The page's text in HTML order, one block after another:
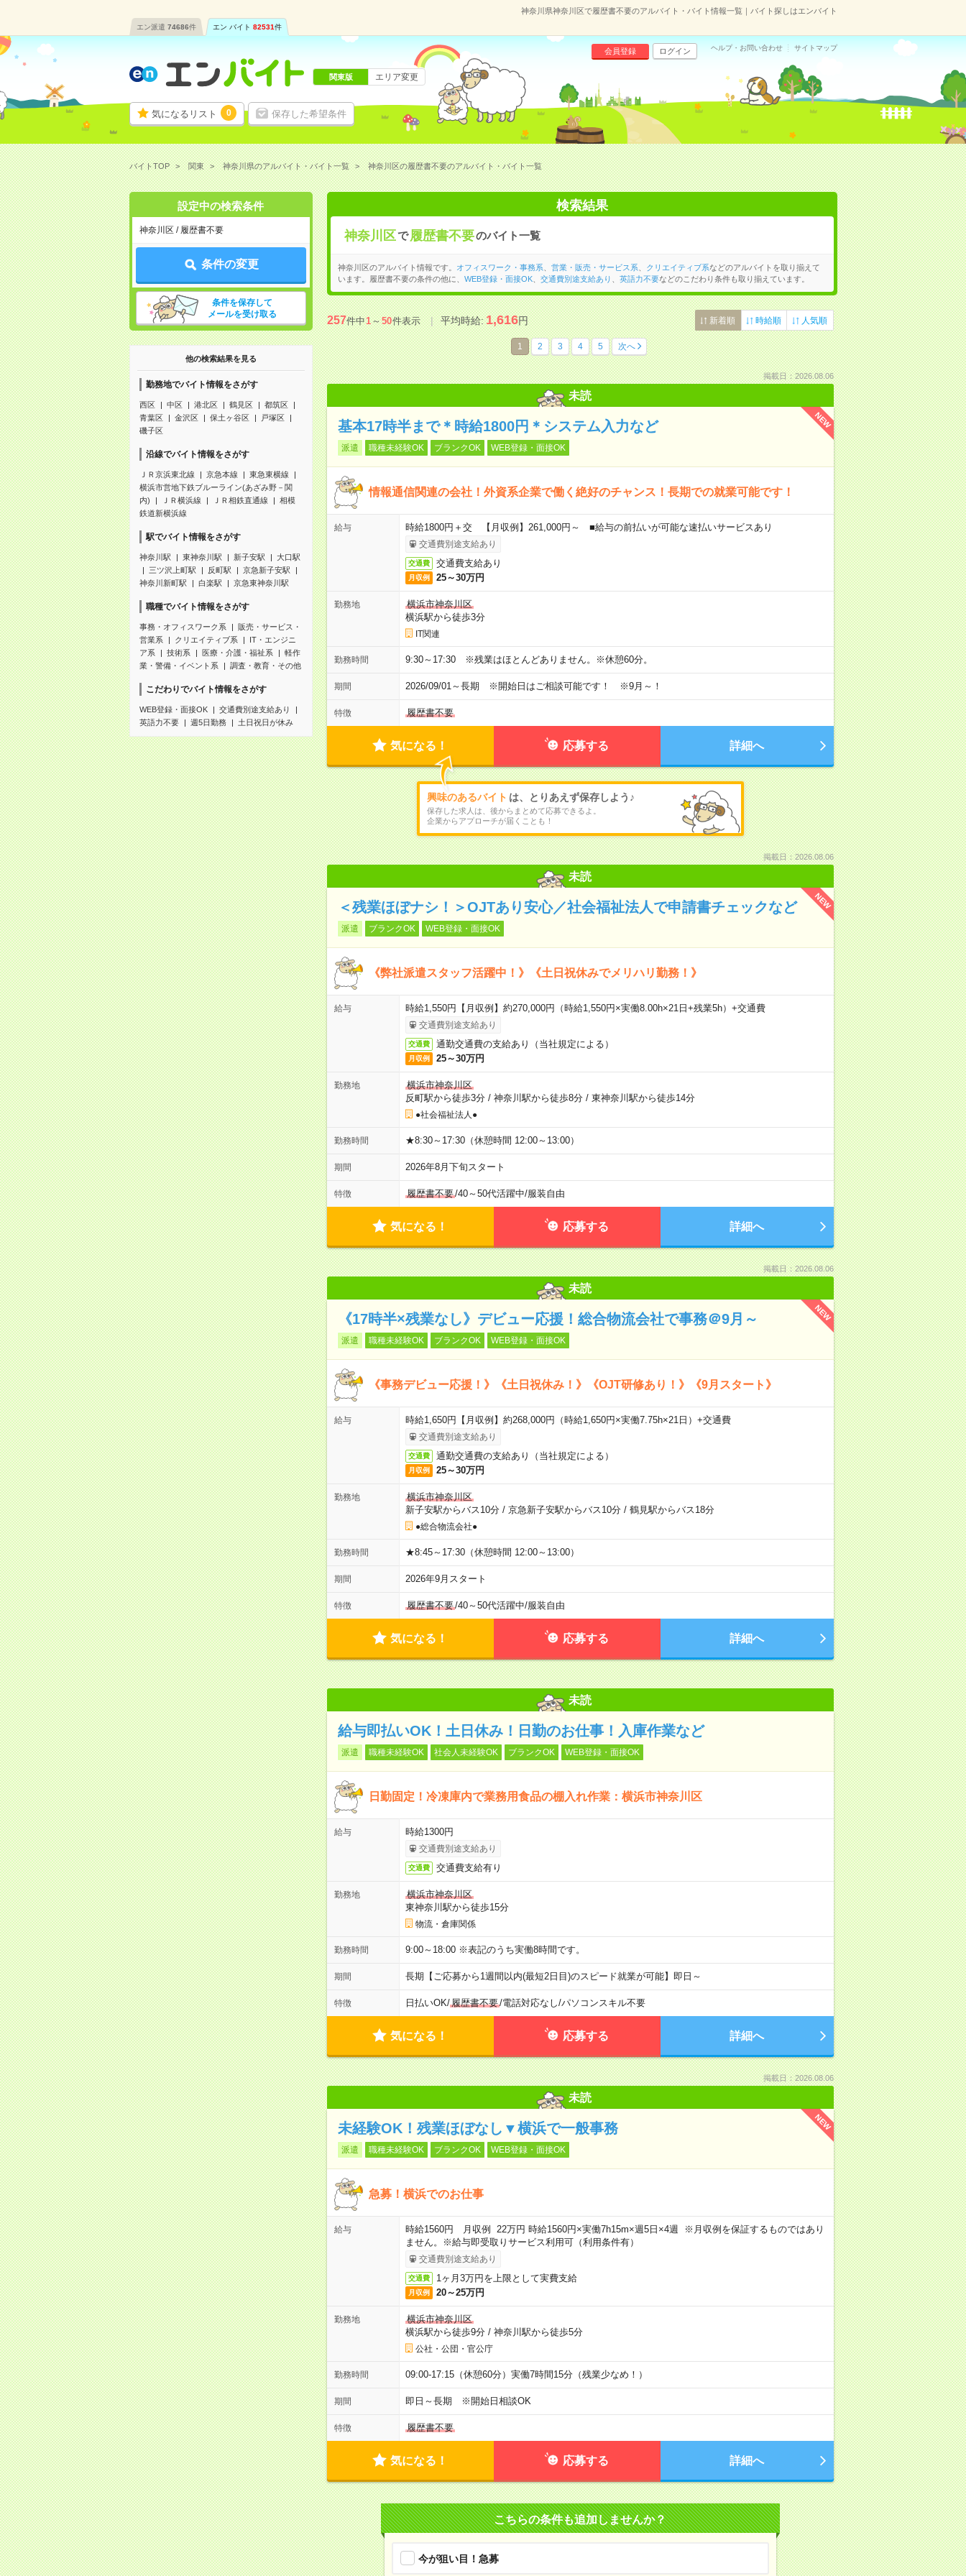
神奈川県神奈川区で履歴書不要のアルバイト・バイト情報一覧｜バイト探しはエンバイト
エン派遣 74686件 エン バイト 82531件
気になるリスト 0 保存した希望条件
会員登録 ログイン ヘルプ・お問い合わせ サイトマップ
関東版 エリア変更
バイトTOP 関東 神奈川県のアルバイト・バイト一覧 神奈川区の履歴書不要のアルバイト・バイト一覧
設定中の検索条件
神奈川区 / 履歴書不要
条件の変更
条件を保存して
メールを受け取る
他の検索結果を見る
勤務地でバイト情報をさがす
西区 中区 港北区 鶴見区
都筑区
青葉区
金沢区 保土ヶ谷区
戸塚区
磯子区
沿線でバイト情報をさがす
ＪＲ京浜東北線 京急本線
東急東横線
横浜市営地下鉄ブルーライン(あざみ野－関
内)
ＪＲ横浜線 ＪＲ相鉄直通線
相模
鉄道新横浜線
駅でバイト情報をさがす
神奈川駅 東神奈川駅 新子安駅
大口駅
三ツ沢上町駅
反町駅
京急新子安駅
神奈川新町駅
白楽駅 京急東神奈川駅
職種でバイト情報をさがす
事務・オフィスワーク系
販売・サービス・
営業系
クリエイティブ系
IT・エンジニ
ア系
技術系 医療・介護・福祉系
軽作
業・警備・イベント系
調査・教育・その他
こだわりでバイト情報をさがす
WEB登録・面接OK
交通費別途支給あり
英語力不要
週5日勤務 土日祝日が休み
検索結果
神奈川区で 履歴書不要のバイト一覧
神奈川区のアルバイト情報です。 オフィスワーク・事務系 営業・販売・サービス系 クリエイティブ系などのアルバイトを取り揃えて
います。履歴書不要の条件の他に、 WEB登録・面接OK、 交通費別途支給あり 英語力不要などのこだわり条件も取り揃えています。
257件中1～50件表示 平均時給:1,616円 新着順 時給順 人気順
1 2 3 4 5 次へ
掲載日：2026.08.06
未読
NEW
基本17時半まで＊時給1800円＊システム入力など
派遣 職種未経験OK ブランクOK WEB登録・面接OK
情報通信関連の会社！外資系企業で働く絶好のチャンス！長期での就業可能です！
給与 時給1800円＋交 【月収例】261,000円～ ■給与の前払いが可能な速払いサービスあり
交通費別途支給あり
交通費 交通費支給あり
月収例 25～30万円
勤務地
横浜市神奈川区
横浜駅から徒歩3分
IT関連
勤務時間 9:30～17:30 ※残業はほとんどありません。※休憩60分。
期間 2026/09/01～長期 ※開始日はご相談可能です！ ※9月～！
特徴 履歴書不要
気になる！ 応募する 詳細へ
興味のあるバイト は、とりあえず保存しよう♪
保存した求人は、後からまとめて応募できるよ。
企業からアプローチが届くことも！
掲載日：2026.08.06
未読
NEW
＜残業ほぼナシ！＞OJTあり安心／社会福祉法人で申請書チェックなど
派遣 ブランクOK WEB登録・面接OK
《弊社派遣スタッフ活躍中！》《土日祝休みでメリハリ勤務！》
給与 時給1,550円【月収例】約270,000円（時給1,550円×実働8.00h×21日+残業5h）+交通費
交通費別途支給あり
交通費 通勤交通費の支給あり（当社規定による）
月収例 25～30万円
勤務地
横浜市神奈川区
反町駅から徒歩3分/ 神奈川駅から徒歩8分/ 東神奈川駅から徒歩14分
●社会福祉法人●
勤務時間 ★8:30～17:30（休憩時間 12:00～13:00）
期間 2026年8月下旬スタート
特徴 履歴書不要/40～50代活躍中/服装自由
気になる！ 応募する 詳細へ
掲載日：2026.08.06
未読
NEW
《17時半×残業なし》デビュー応援！総合物流会社で事務＠9月～
派遣 職種未経験OK ブランクOK WEB登録・面接OK
《事務デビュー応援！》《土日祝休み！》《OJT研修あり！》《9月スタート》
給与 時給1,650円【月収例】約268,000円（時給1,650円×実働7.75h×21日）+交通費
交通費別途支給あり
交通費 通勤交通費の支給あり（当社規定による）
月収例 25～30万円
勤務地
横浜市神奈川区
新子安駅からバス10分/ 京急新子安駅からバス10分/ 鶴見駅からバス18分
●総合物流会社●
勤務時間 ★8:45～17:30（休憩時間 12:00～13:00）
期間 2026年9月スタート
特徴 履歴書不要/40～50代活躍中/服装自由
気になる！ 応募する 詳細へ
未読
給与即払いOK！土日休み！日勤のお仕事！入庫作業など
派遣 職種未経験OK 社会人未経験OK ブランクOK WEB登録・面接OK
日勤固定！冷凍庫内で業務用食品の棚入れ作業：横浜市神奈川区
給与 時給1300円
交通費別途支給あり
交通費 交通費支給有り
勤務地
横浜市神奈川区
東神奈川駅から徒歩15分
物流・倉庫関係
勤務時間 9:00～18:00 ※表記のうち実働8時間です。
期間 長期【ご応募から1週間以内(最短2日目)のスピード就業が可能】即日～
特徴 日払いOK/履歴書不要/電話対応なし/パソコンスキル不要
気になる！ 応募する 詳細へ
掲載日：2026.08.06
未読
NEW
未経験OK！残業ほぼなし▼横浜で一般事務
派遣 職種未経験OK ブランクOK WEB登録・面接OK
急募！横浜でのお仕事
給与
時給1560円 月収例 22万円 時給1560円×実働7h15m×週5日×4週 ※月収例を保証するものではあり
ません。※給与即受取りサービス利用可（利用条件有）
交通費別途支給あり
交通費 1ヶ月3万円を上限として実費支給
月収例 20～25万円
勤務地
横浜市神奈川区
横浜駅から徒歩9分/ 神奈川駅から徒歩5分
公社・公団・官公庁
勤務時間 09:00-17:15（休憩60分）実働7時間15分（残業少なめ！）
期間 即日～長期 ※開始日相談OK
特徴 履歴書不要
気になる！ 応募する 詳細へ
こちらの条件も追加しませんか？
今が狙い目！急募